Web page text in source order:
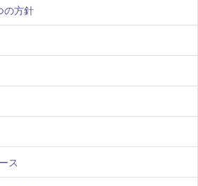
の方針
ス